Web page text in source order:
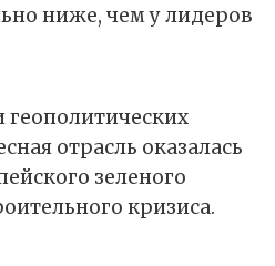
ниже, чем у лидеров
отрасль оказалась
зеленого
кризиса.